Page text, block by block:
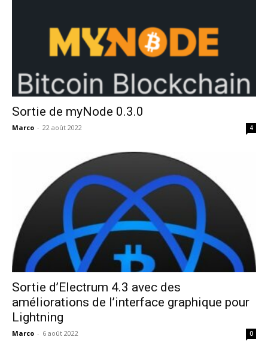
Sortie de myNode 0.3.0
Marco - 22 août 2022 4
Sortie d’Electrum 4.3 avec des
améliorations de l’interface graphique pour
Lightning
Marco - 6 août 2022 0